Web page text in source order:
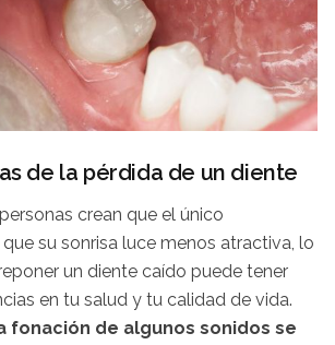
de la pérdida de un diente
crean que el único
su sonrisa luce menos atractiva, lo
un diente caído puede tener
en tu salud y tu calidad de vida.
fonación de algunos sonidos se